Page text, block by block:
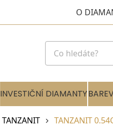
O
INVESTIČNÍ DIAMANTY
TANZANIT TANZANIT